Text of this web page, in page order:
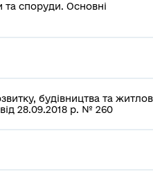
та споруди. Основні
будівництва та
28.09.2018 р. № 260